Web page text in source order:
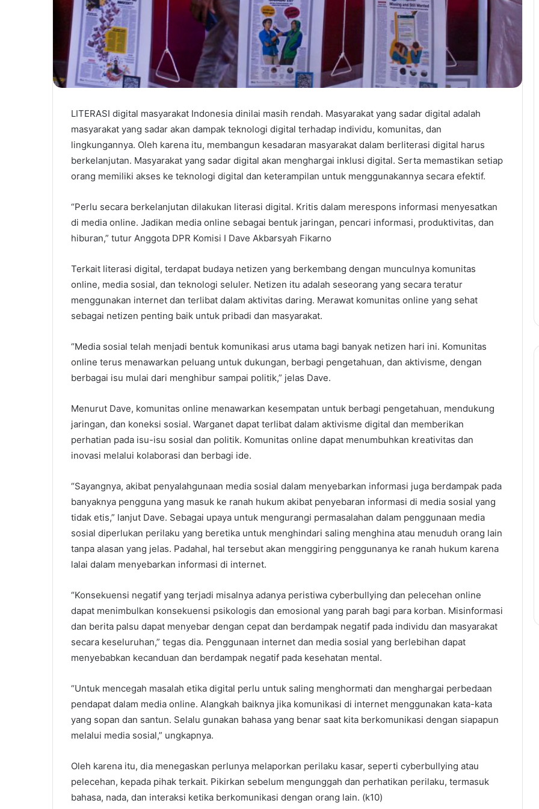
LITERASI digital masyarakat Indonesia dinilai masih rendah. Masyarakat yang sadar digital adalah
masyarakat yang sadar akan dampak teknologi digital terhadap individu, komunitas, dan
lingkungannya. Oleh karena itu, membangun kesadaran masyarakat dalam berliterasi digital harus
berkelanjutan. Masyarakat yang sadar digital akan menghargai inklusi digital. Serta memastikan setiap
orang memiliki akses ke teknologi digital dan keterampilan untuk menggunakannya secara efektif.
“Perlu secara berkelanjutan dilakukan literasi digital. Kritis dalam merespons informasi menyesatkan
di media online. Jadikan media online sebagai bentuk jaringan, pencari informasi, produktivitas, dan
hiburan,” tutur Anggota DPR Komisi I Dave Akbarsyah Fikarno
Terkait literasi digital, terdapat budaya netizen yang berkembang dengan munculnya komunitas
online, media sosial, dan teknologi seluler. Netizen itu adalah seseorang yang secara teratur
menggunakan internet dan terlibat dalam aktivitas daring. Merawat komunitas online yang sehat
sebagai netizen penting baik untuk pribadi dan masyarakat.
“Media sosial telah menjadi bentuk komunikasi arus utama bagi banyak netizen hari ini. Komunitas
online terus menawarkan peluang untuk dukungan, berbagi pengetahuan, dan aktivisme, dengan
berbagai isu mulai dari menghibur sampai politik,” jelas Dave.
Menurut Dave, komunitas online menawarkan kesempatan untuk berbagi pengetahuan, mendukung
jaringan, dan koneksi sosial. Warganet dapat terlibat dalam aktivisme digital dan memberikan
perhatian pada isu-isu sosial dan politik. Komunitas online dapat menumbuhkan kreativitas dan
inovasi melalui kolaborasi dan berbagi ide.
“Sayangnya, akibat penyalahgunaan media sosial dalam menyebarkan informasi juga berdampak pada
banyaknya pengguna yang masuk ke ranah hukum akibat penyebaran informasi di media sosial yang
tidak etis,” lanjut Dave. Sebagai upaya untuk mengurangi permasalahan dalam penggunaan media
sosial diperlukan perilaku yang beretika untuk menghindari saling menghina atau menuduh orang lain
tanpa alasan yang jelas. Padahal, hal tersebut akan menggiring penggunanya ke ranah hukum karena
lalai dalam menyebarkan informasi di internet.
“Konsekuensi negatif yang terjadi misalnya adanya peristiwa cyberbullying dan pelecehan online
dapat menimbulkan konsekuensi psikologis dan emosional yang parah bagi para korban. Misinformasi
dan berita palsu dapat menyebar dengan cepat dan berdampak negatif pada individu dan masyarakat
secara keseluruhan,” tegas dia. Penggunaan internet dan media sosial yang berlebihan dapat
menyebabkan kecanduan dan berdampak negatif pada kesehatan mental.
“Untuk mencegah masalah etika digital perlu untuk saling menghormati dan menghargai perbedaan
pendapat dalam media online. Alangkah baiknya jika komunikasi di internet menggunakan kata-kata
yang sopan dan santun. Selalu gunakan bahasa yang benar saat kita berkomunikasi dengan siapapun
melalui media sosial,” ungkapnya.
Oleh karena itu, dia menegaskan perlunya melaporkan perilaku kasar, seperti cyberbullying atau
pelecehan, kepada pihak terkait. Pikirkan sebelum mengunggah dan perhatikan perilaku, termasuk
bahasa, nada, dan interaksi ketika berkomunikasi dengan orang lain. (k10)